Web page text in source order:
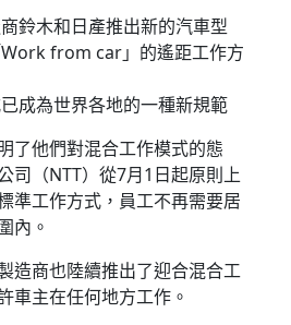
鈴木和日產推出新的汽車型
from car」的遙距工作方
成為世界各地的一種新規範
了他們對混合工作模式的態
司（NTT）從7月1日起原則上
準工作方式，員工不再需要居
內。
造商也陸續推出了迎合混合工
車主在任何地方工作。